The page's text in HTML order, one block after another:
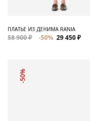
ПЛАТЬЕ ИЗ ДЕНИМА RANIA
58 900 ₽ -50% 29 450 ₽
-50%